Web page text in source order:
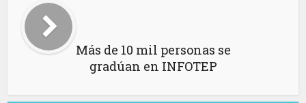
Más de 10 mil personas se
gradúan en INFOTEP